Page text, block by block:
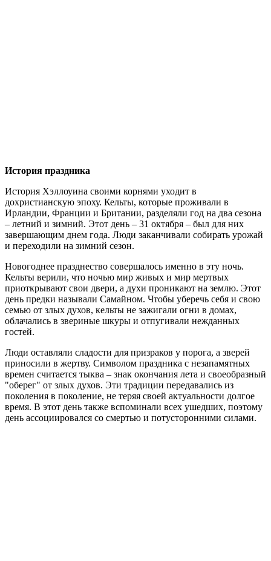
История праздника
История Хэллоуина своими корнями уходит в
дохристианскую эпоху. Кельты, которые проживали в
Ирландии, Франции и Британии, разделяли год на два сезона
– летний и зимний. Этот день – 31 октября – был для них
завершающим днем года. Люди заканчивали собирать урожай
и переходили на зимний сезон.
Новогоднее празднество совершалось именно в эту ночь.
Кельты верили, что ночью мир живых и мир мертвых
приоткрывают свои двери, а духи проникают на землю. Этот
день предки называли Самайном. Чтобы уберечь себя и свою
семью от злых духов, кельты не зажигали огни в домах,
облачались в звериные шкуры и отпугивали нежданных
гостей.
Люди оставляли сладости для призраков у порога, а зверей
приносили в жертву. Символом праздника с незапамятных
времен считается тыква – знак окончания лета и своеобразный
"оберег" от злых духов. Эти традиции передавались из
поколения в поколение, не теряя своей актуальности долгое
время. В этот день также вспоминали всех ушедших, поэтому
день ассоциировался со смертью и потусторонними силами.